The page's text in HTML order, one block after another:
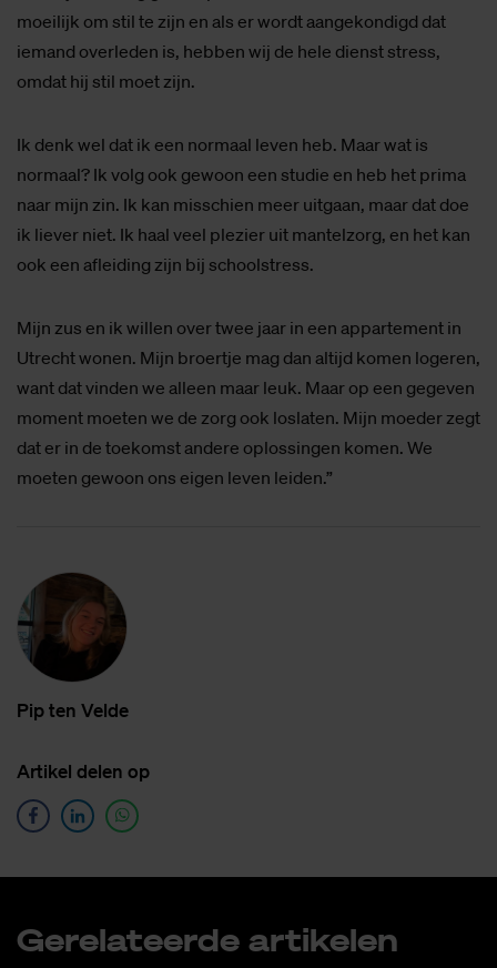
moeilijk om stil te zijn en als er wordt aangekondigd dat
iemand overleden is, hebben wij de hele dienst stress,
omdat hij stil moet zijn.
Ik denk wel dat ik een normaal leven heb. Maar wat is
normaal? Ik volg ook gewoon een studie en heb het prima
naar mijn zin. Ik kan misschien meer uitgaan, maar dat doe
ik liever niet. Ik haal veel plezier uit mantelzorg, en het kan
ook een afleiding zijn bij schoolstress.
Mijn zus en ik willen over twee jaar in een appartement in
Utrecht wonen. Mijn broertje mag dan altijd komen logeren,
want dat vinden we alleen maar leuk. Maar op een gegeven
moment moeten we de zorg ook loslaten. Mijn moeder zegt
dat er in de toekomst andere oplossingen komen. We
moeten gewoon ons eigen leven leiden.”
Pip ten Vel­de
Ar­ti­kel de­len op
Ge­re­la­teer­de ar­ti­ke­len